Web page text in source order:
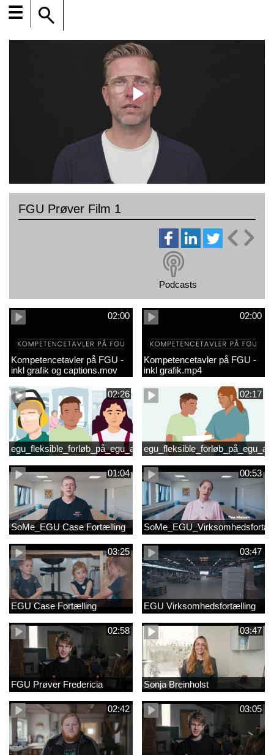
☰
FGU Prøver Film 1
Podcasts
02:00
Kompetencetavler på FGU -
inkl grafik og captions.mov
02:00
Kompetencetavler på FGU -
inkl grafik.mp4
02:26
egu_fleksible_forløb_på_egu_animationsfilm_2
02:17
01:04
SoMe_EGU Case Fortælling
00:53
03:25
EGU Case Fortælling
03:47
EGU Virksomhedsfortælling
02:58
FGU Prøver Fredericia
03:47
Sonja Breinholst
02:42 03:05